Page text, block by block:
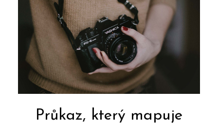
Průkaz, který mapuje